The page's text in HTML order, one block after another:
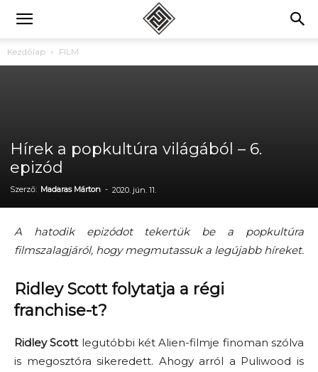
Kezdőlap FILM
Hírek a popkultúra világából – 6.
epizód
Szerző: Madaras Márton - 2020. jún. 11.
A hatodik epizódot tekertük be a popkultúra
filmszalagjáról, hogy megmutassuk a legújabb híreket.
Ridley Scott folytatja a régi
franchise-t?
Ridley Scottlegutóbbi két Alien-filmje finoman szólva
is megosztóra sikeredett. Ahogy arról a Puliwood is